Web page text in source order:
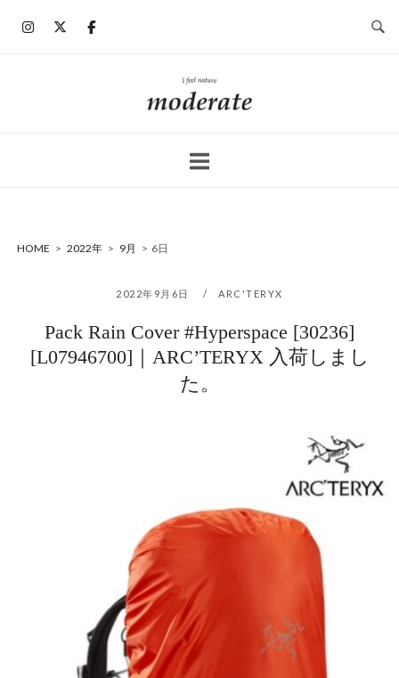
ホ
ー
HOME > 2022年 > 9月 > 6日
2022年9月6日 ARC'TERYX
Pack Rain Cover #Hyperspace [30236]
[L07946700]｜ARC’TERYX 入荷しまし
た。